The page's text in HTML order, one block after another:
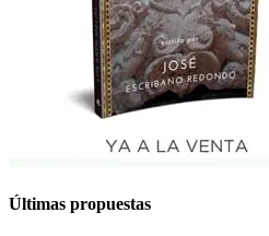
Últimas propuestas